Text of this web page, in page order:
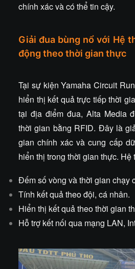
chính xác và có thể tin cậy.
Giải đua bùng nổ với Hệ
động theo thời gian thực
Tại sự kiện Yamaha Circuit
hiển thị kết quả trực tiếp thời
tại địa điểm đua, Alta Media
thời gian bằng RFID. Đây là
gian chính xác và cung cấp
hiển thị trong thời gian thực. Hệ
Đếm số vòng và thời gian chạy
Tính kết quả theo đội, cá nhân.
Hiển thị kết quả theo thời gian
Hỗ trợ kết nối qua mạng LAN,